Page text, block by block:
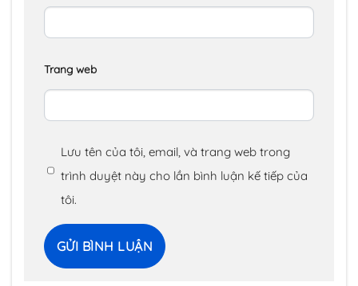
Trang web
Lưu tên của tôi, email, và trang web trong
trình duyệt này cho lần bình luận kế tiếp của
tôi.